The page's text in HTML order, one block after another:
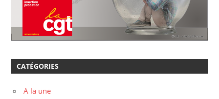
CATÉGORIES
A la une